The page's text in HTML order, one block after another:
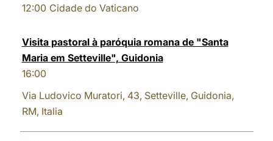
12:00 Cidade do Vaticano
Visita pastoral à paróquia romana de "Santa
Maria em Setteville", Guidonia
16:00
Via Ludovico Muratori, 43, Setteville, Guidonia,
RM, Italia